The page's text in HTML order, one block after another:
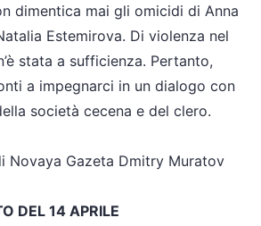
dimentica mai gli omicidi di Anna
Estemirova. Di violenza nel
stata a sufficienza. Pertanto,
a impegnarci in un dialogo con
società cecena e del clero.
Novaya Gazeta Dmitry Muratov
DEL 14 APRILE